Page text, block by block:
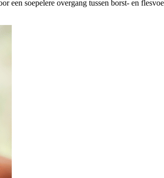
een soepelere overgang tussen borst- en